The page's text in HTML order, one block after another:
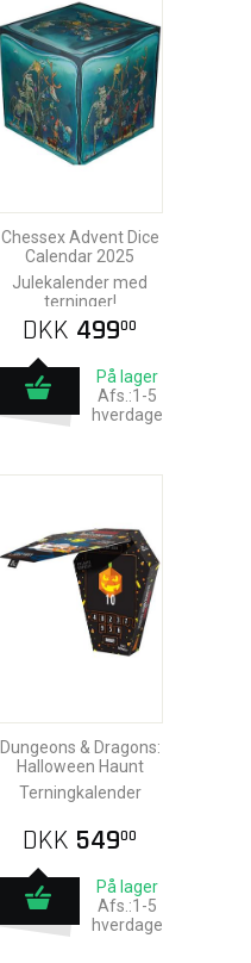
Chessex Advent Dice
Calendar 2025
Julekalender med
terninger!
DKK 49900
På lager
Afs.:1-5
hverdage
Dungeons & Dragons:
Halloween Haunt
Terningkalender
DKK 54900
På lager
Afs.:1-5
hverdage